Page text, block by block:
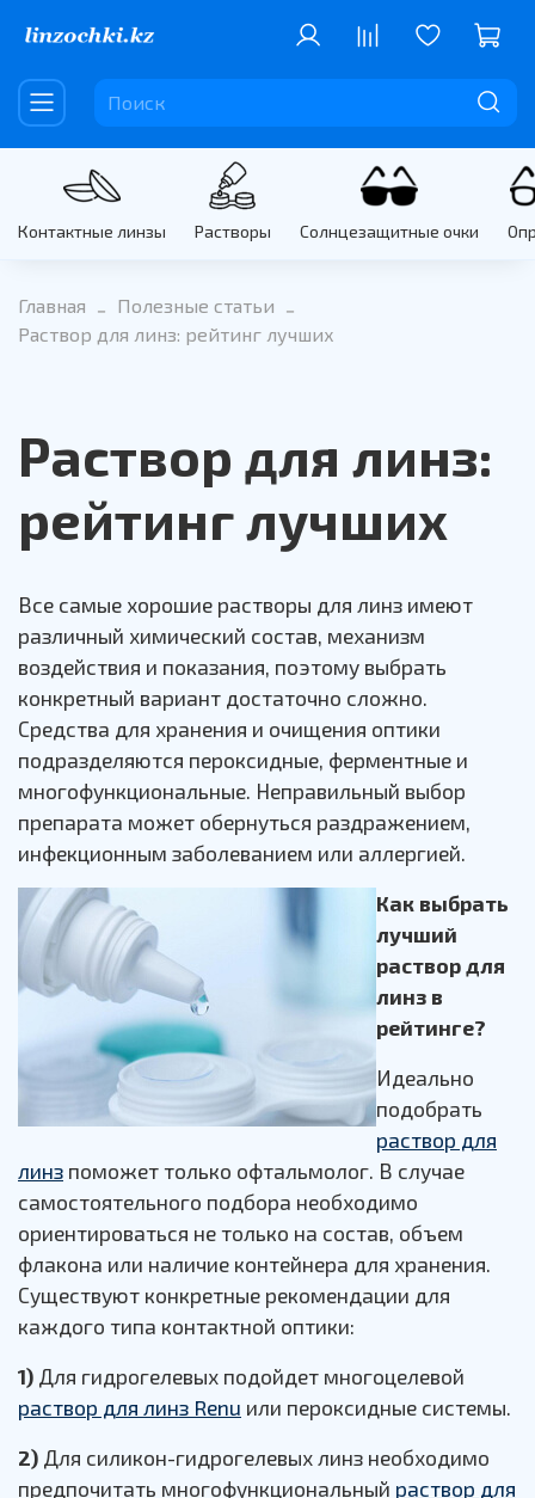
Контактные линзы Растворы Солнцезащитные очки
Главная
Полезные статьи
Раствор для линз: рейтинг лучших
Раствор для линз:
рейтинг лучших
Все самые хорошие растворы для линз имеют
различный химический состав, механизм
воздействия и показания, поэтому выбрать
конкретный вариант достаточно сложно.
Средства для хранения и очищения оптики
подразделяются пероксидные, ферментные и
многофункциональные. Неправильный выбор
препарата может обернуться раздражением,
инфекционным заболеванием или аллергией.
Как выбрать
лучший
раствор для
линз в
рейтинге?
Идеально
подобрать
раствор для
линз поможет только офтальмолог. В случае
самостоятельного подбора необходимо
ориентироваться не только на состав, объем
флакона или наличие контейнера для хранения.
Существуют конкретные рекомендации для
каждого типа контактной оптики:
1) Для гидрогелевых подойдет многоцелевой
раствор для линз Renu или пероксидные системы.
2) Для силикон-гидрогелевых линз необходимо
предпочитать многофункциональный раствор для